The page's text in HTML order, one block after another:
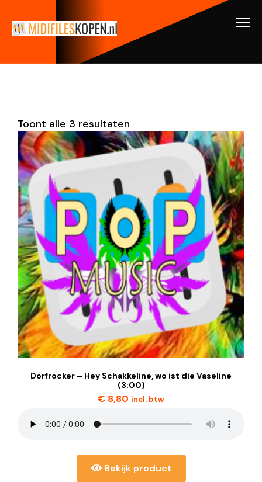
Toont alle 3 resultaten
Dorfrocker – Hey Schakkeline, wo ist die Vaseline
(3:00)
€ 8,80 incl. btw
Bekijk product